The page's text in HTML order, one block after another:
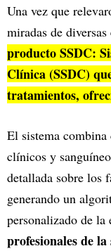
Una vez que
miradas de
producto SSDC:
Clínica (SSDC)
tratamientos,
El sistema combina
clínicos y
detallada sobre los
generando un
personalizado de la
profesionales de